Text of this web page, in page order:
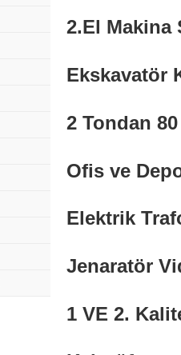
2.El Makina
Ekskavatör
2 Tondan
Ofis ve
Elektrik
Jenaratör
1 VE 2.